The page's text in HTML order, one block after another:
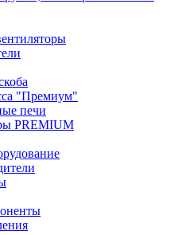
"Премиум"
печи
PREMIUM